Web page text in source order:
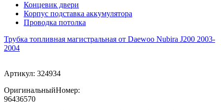
Концевик двери
Корпус подставка аккумулятора
Проводка потолка
Трубка топливная магистральная от Daewoo Nubira J200 2003-
2004
Артикул: 324934
ОригинальныйНомер:
96436570